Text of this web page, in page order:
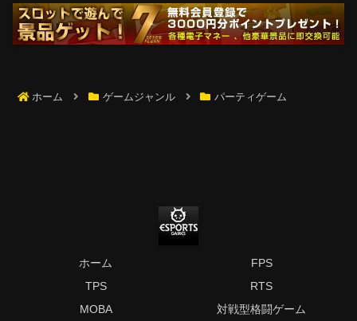
ホーム ゲームジャンル パーティゲーム
ホーム
FPS
TPS
RTS
MOBA
対戦型格闘ゲーム